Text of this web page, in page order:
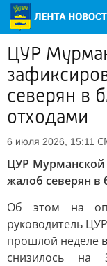
ЦУР
северян в
отходами
6 июля 2026, 15:11
ЦУР Мурманской
жалоб северян в
Об этом на
руководитель
прошлой неделе
снизилось на